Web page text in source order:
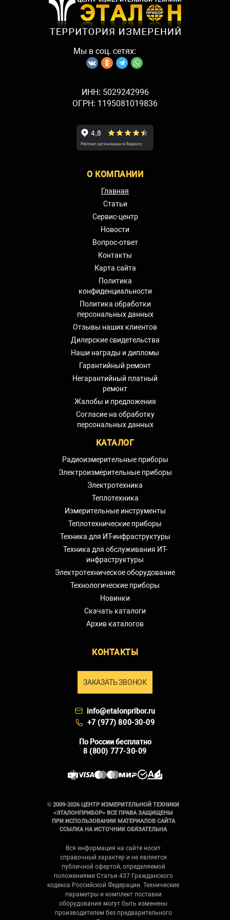
подключения..
Пользователь может изменить схему
подключения прибора, выбрав при этом
Комплект поставки
Мы в соц. сетях:
ИНН: 5029242996
ОГРН: 1195081019836
О КОМПАНИИ
Главная
Статьи
Сервис-центр
Новости
Вопрос-ответ
Контакты
Карта сайта
Политика
конфиденциальности
Политика обработки
персональных данных
Отзывы наших клиентов
Дилерские свидетельства
Наши награды и дипломы
Гарантийный ремонт
Негарантийный платный
ремонт
Жалобы и предложения
Согласие на обработку
персональных данных
КАТАЛОГ
Радиоизмерительные приборы
Электроизмерительные приборы
Электротехника
Теплотехника
Измерительные инструменты
Теплотехнические приборы
Техника для ИТ-инфраструктуры
Техника для обслуживания ИТ-
инфраструктуры
Электротехническое оборудование
Технологические приборы
Новинки
Скачать каталоги
Архив каталогов
КОНТАКТЫ
ЗАКАЗАТЬ ЗВОНОК
info@etalonpribor.ru
+7 (977) 800-30-09
По России бесплатно
8 (800) 777-30-09
© 2009-2026 ЦЕНТР ИЗМЕРИТЕЛЬНОЙ ТЕХНИКИ
«ЭТАЛОНПРИБОР» ВСЕ ПРАВА ЗАЩИЩЕНЫ
ПРИ ИСПОЛЬЗОВАНИИ МАТЕРИАЛОВ САЙТА
ССЫЛКА НА ИСТОЧНИК ОБЯЗАТЕЛЬНА
Вся информация на сайте носит
справочный характер и не является
публичной офертой, определяемой
положениями Статьи 437 Гражданского
кодекса Российской Федерации. Технические
параметры и комплект поставки
оборудования могут быть изменены
производителем без предварительного